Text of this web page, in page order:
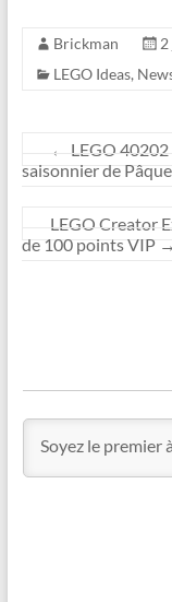
Brickman
LEGO Ideas,
←
LEGO
saisonnier de
LEGO Creator
de 100 points VIP →